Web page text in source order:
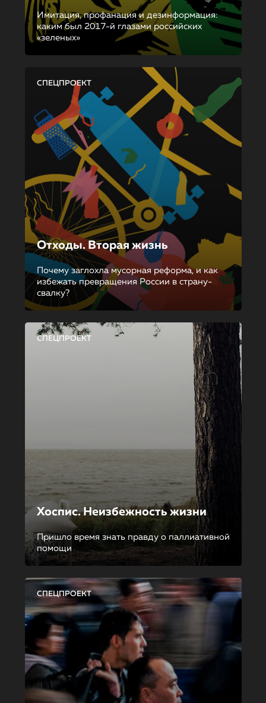
Имитация, профанация и дезинформация:
каким был 2017-й глазами российских
«зеленых»
СПЕЦПРОЕКТ
Отходы. Вторая жизнь
Почему заглохла мусорная реформа, и как
избежать превращения России в страну-
свалку?
СПЕЦПРОЕКТ
Хоспис. Неизбежность жизни
Пришло время знать правду о паллиативной
помощи
СПЕЦПРОЕКТ